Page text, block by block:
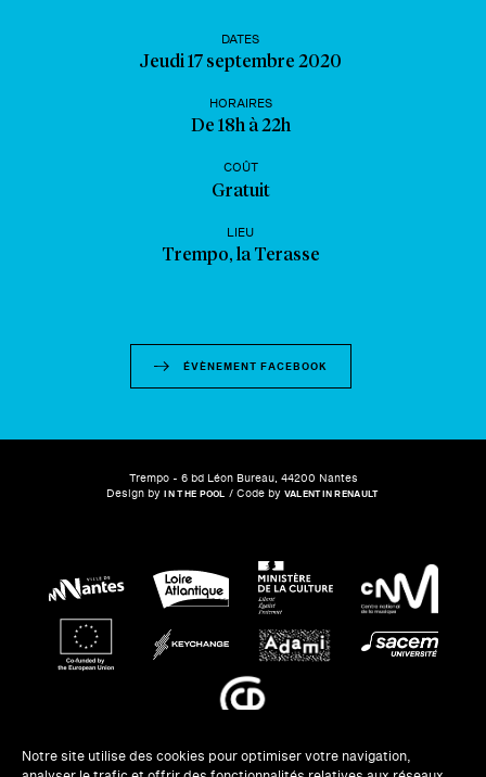
Notre site utilise des cookies pour optimiser votre navigation,
DATES
Jeudi 17 septembre 2020
HORAIRES
De 18h à 22h
COÛT
Gratuit
LIEU
Trempo, la Terasse
ÉVÈNEMENT FACEBOOK
Trempo - 6 bd Léon Bureau, 44200 Nantes
Design byIN THE POOL / Code by VALENTIN RENAULT